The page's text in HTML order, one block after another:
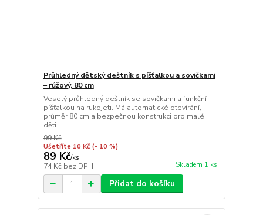
Průhledný dětský deštník s píšťalkou a sovičkami
– růžový, 80 cm
Veselý průhledný deštník se sovičkami a funkční
píšťalkou na rukojeti. Má automatické otevírání,
průměr 80 cm a bezpečnou konstrukci pro malé
děti.
99 Kč
Ušetříte 10 Kč (- 10 %)
89 Kč/ks
74 Kč bez DPH Skladem 1 ks
Přidat do košíku